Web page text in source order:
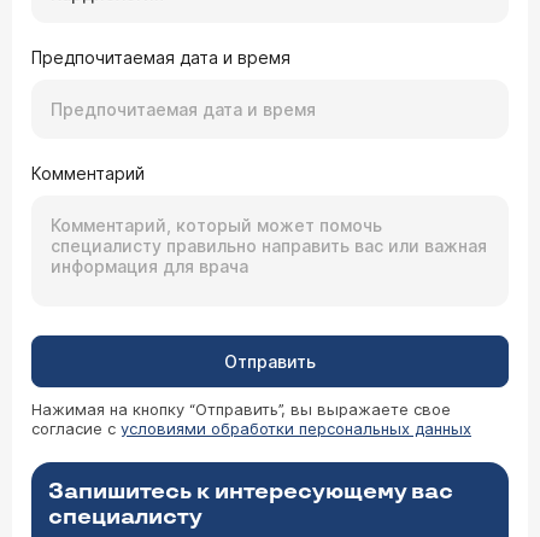
Предпочитаемая дата и время
Комментарий
Отправить
Нажимая на кнопку “Отправить”, вы выражаете свое
согласие с условиями обработки персональных данных
Запишитесь к интересующему вас
специалисту